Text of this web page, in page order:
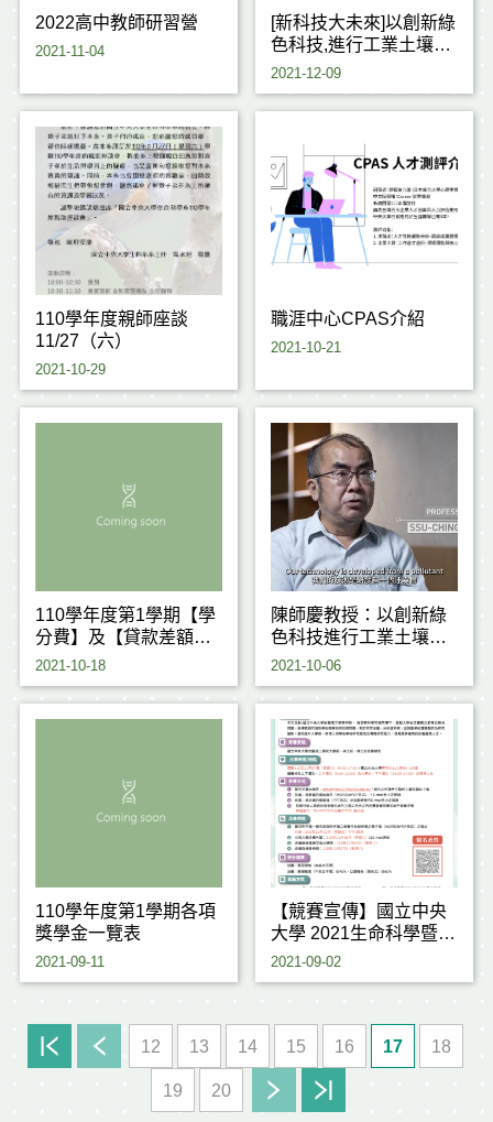
2022高中教師研習營
2021-11-04
[新科技大未來]以創新綠
色科技,進行工業土壤及
地下水高效整治技術
2021-12-09
110學年度親師座談
11/27（六）
2021-10-29
職涯中心CPAS介紹
2021-10-21
110學年度第1學期【學
分費】及【貸款差額】
繳費單下載時間公告
2021-10-18
陳師慶教授：以創新綠
色科技進行工業土壤及
地下水高效整治技術
2021-10-06
110學年度第1學期各項
獎學金一覽表
2021-09-11
【競賽宣傳】國立中央
大學 2021生命科學暨醫
療科技研究成果全英語
Technology Research
Achievement English
Presentation Contest
2021-09-02
12 13 14 15 16 17 18
19 20